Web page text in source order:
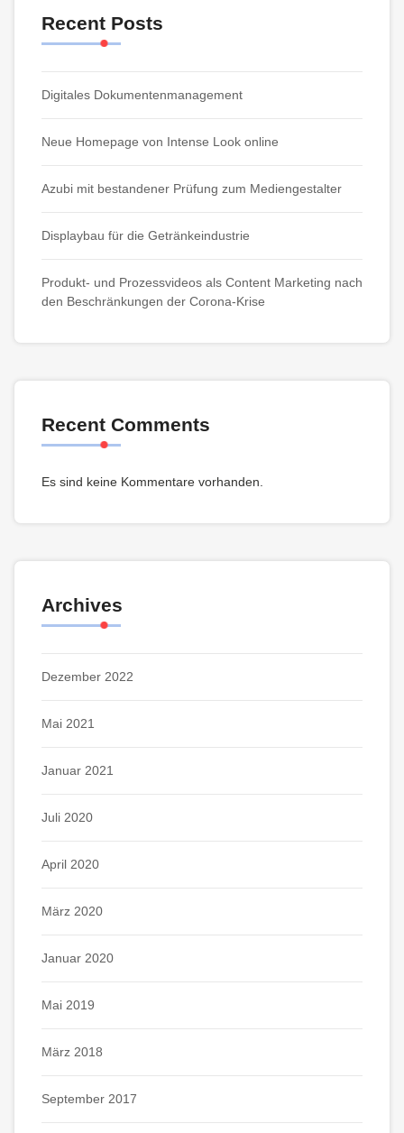
Recent Posts
Digitales Dokumentenmanagement
Neue Homepage von Intense Look online
Azubi mit bestandener Prüfung zum Mediengestalter
Displaybau für die Getränkeindustrie
Produkt- und Prozessvideos als Content Marketing nach
den Beschränkungen der Corona-Krise
Recent Comments
Es sind keine Kommentare vorhanden.
Archives
Dezember 2022
Mai 2021
Januar 2021
Juli 2020
April 2020
März 2020
Januar 2020
Mai 2019
März 2018
September 2017